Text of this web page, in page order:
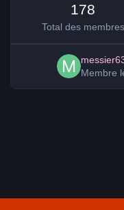
178
Total des membres
Membre